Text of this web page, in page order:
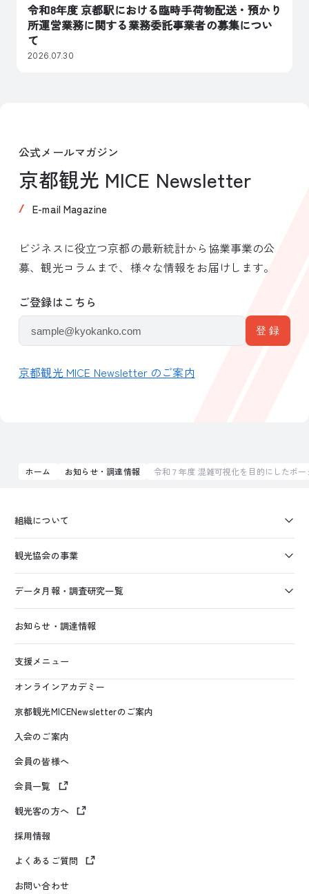
令和8年度 京都駅における臨時手荷物配送・預かり
所運営業務に関する業務委託事業者の募集につい
て
2026.07.30
公式メールマガジン
京都観光 MICE Newsletter
E-mail Magazine
ビジネスに役立つ京都の最新統計から協業事業の公
募、観光コラムまで、様々な情報をお届けします。
ご登録はこちら
京都観光 MICE Newsletter のご案内
ホーム お知らせ・調達情報 令和７年度 混雑可視化を目的にしたポ
組織について
観光協会の事業
データ月報・調査研究一覧
お知らせ・調達情報
支援メニュー
オンラインアカデミー
京都観光MICENewsletterのご案内
入会のご案内
会員の皆様へ
会員一覧
観光客の方へ
採用情報
よくあるご質問
お問い合わせ